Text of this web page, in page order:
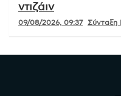
ντιζάιν
09/08/2026, 09:37